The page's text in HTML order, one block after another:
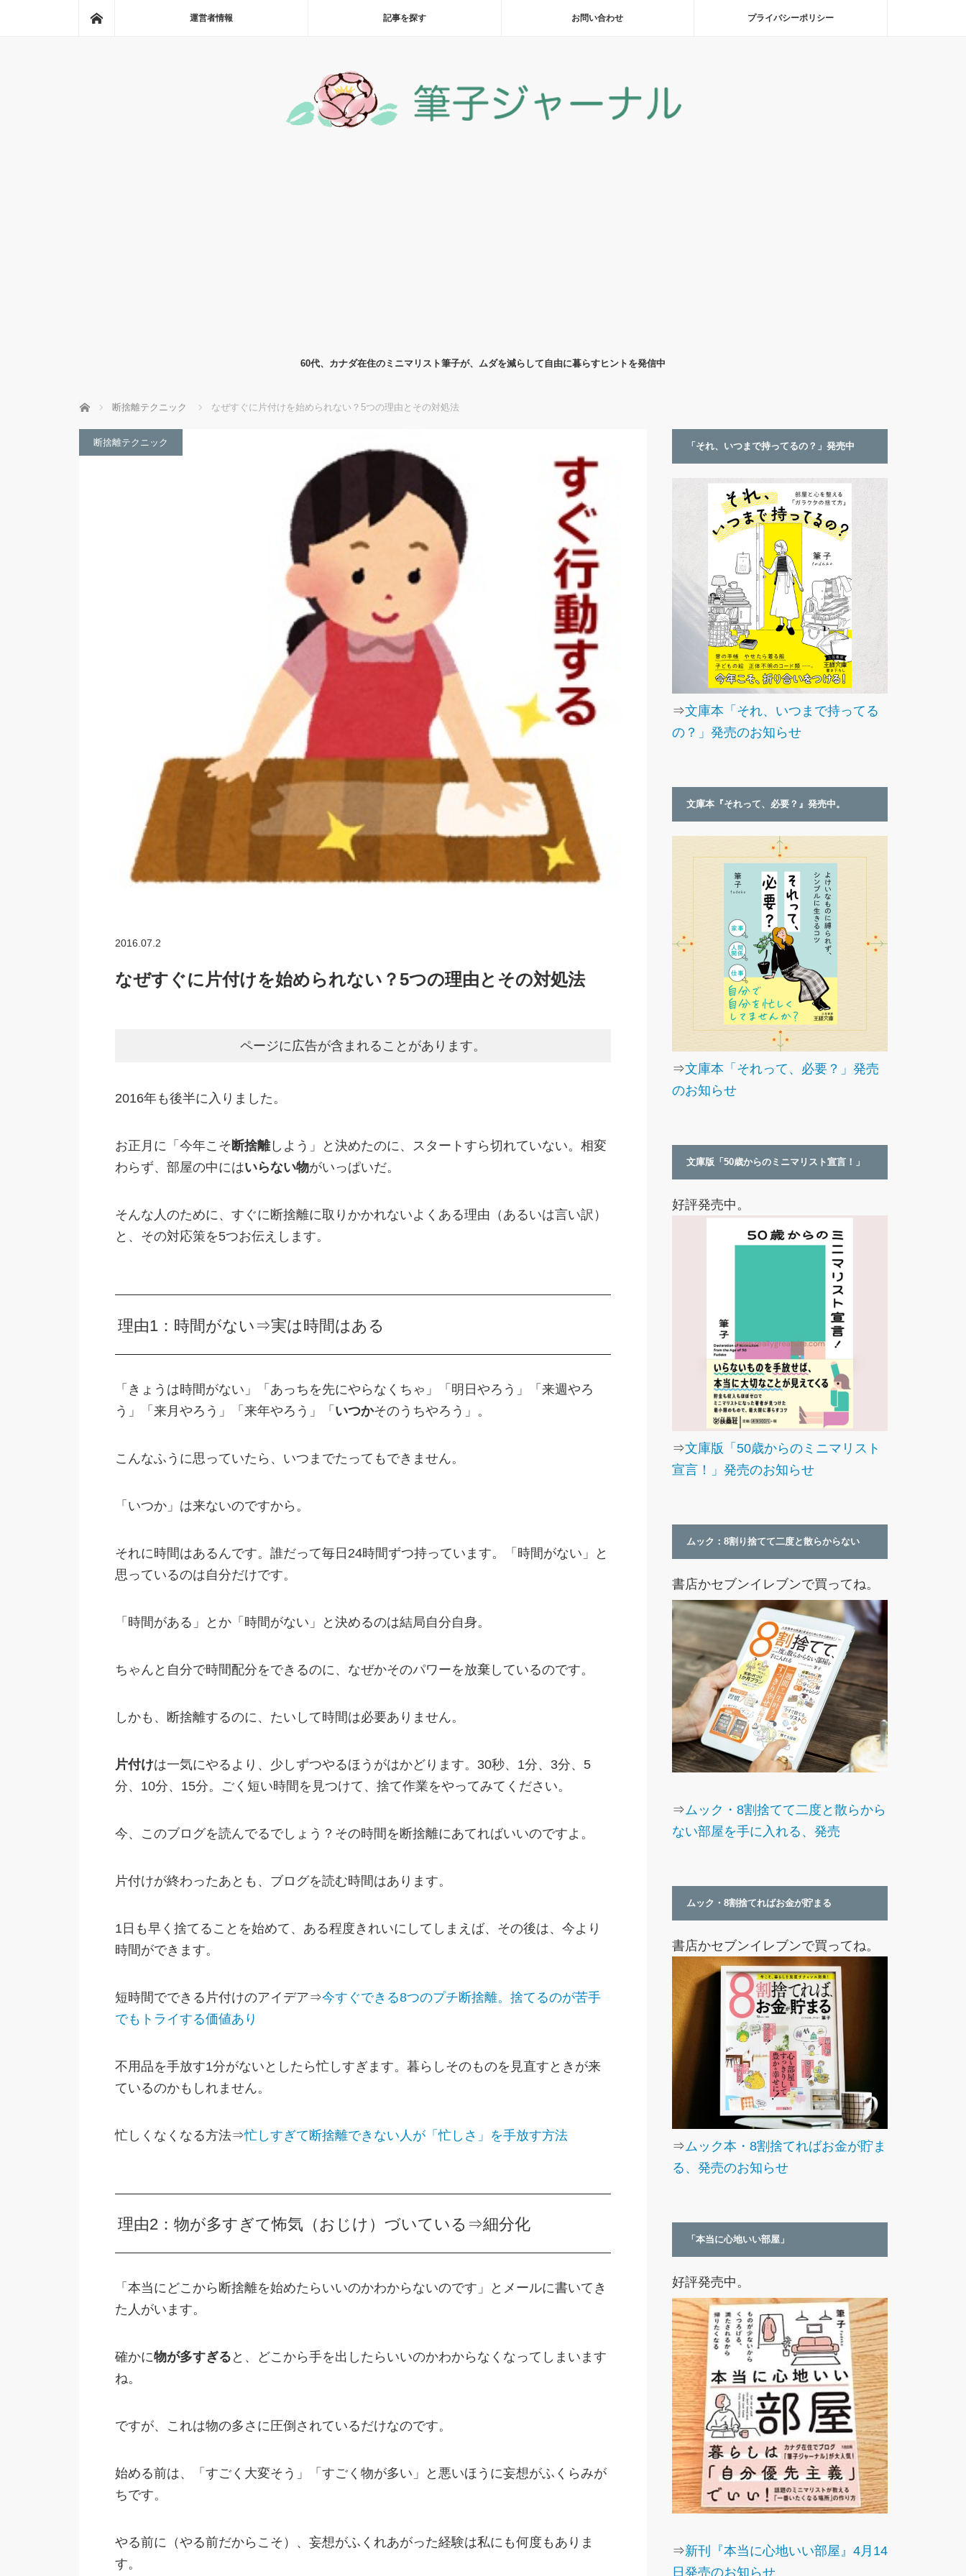
運営者情報 記事を探す お問い合わせ プライバシーポリシー
60代、カナダ在住のミニマリスト筆子が、ムダを減らして自由に暮らすヒントを発信中
ホーム 断捨離テクニック なぜすぐに片付けを始められない？5つの理由とその対処法
断捨離テクニック
2016.07.2
なぜすぐに片付けを始められない？5つの理由とその対処法
ページに広告が含まれることがあります。
2016年も後半に入りました。
お正月に「今年こそ断捨離しよう」と決めたのに、スタートすら切れていない。相変
わらず、部屋の中にはいらない物がいっぱいだ。
そんな人のために、すぐに断捨離に取りかかれないよくある理由（あるいは言い訳）
と、その対応策を5つお伝えします。
理由1：時間がない⇒実は時間はある
「きょうは時間がない」「あっちを先にやらなくちゃ」「明日やろう」「来週やろ
う」「来月やろう」「来年やろう」「 いつかそのうちやろう」。
こんなふうに思っていたら、いつまでたってもできません。
「いつか」は来ないのですから。
それに時間はあるんです。誰だって毎日24時間ずつ持っています。「時間がない」と
思っているのは自分だけです。
「時間がある」とか「時間がない」と決めるのは結局自分自身。
ちゃんと自分で時間配分をできるのに、なぜかそのパワーを放棄しているのです。
しかも、断捨離するのに、たいして時間は必要ありません。
片付けは一気にやるより、少しずつやるほうがはかどります。30秒、1分、3分、5
分、10分、15分。ごく短い時間を見つけて、捨て作業をやってみてください。
今、このブログを読んでるでしょう？その時間を断捨離にあてればいいのですよ。
片付けが終わったあとも、ブログを読む時間はあります。
1日も早く捨てることを始めて、ある程度きれいにしてしまえば、その後は、今より
時間ができます。
短時間でできる片付けのアイデア⇒今すぐできる8つのプチ断捨離。捨てるのが苦手
でもトライする価値あり
不用品を手放す1分がないとしたら忙しすぎます。暮らしそのものを見直すときが来
ているのかもしれません。
忙しくなくなる方法⇒忙しすぎて断捨離できない人が「忙しさ」を手放す方法
理由2：物が多すぎて怖気（おじけ）づいている⇒細分化
「本当にどこから断捨離を始めたらいいのかわからないのです」とメールに書いてき
た人がいます。
確かに物が多すぎる と、どこから手を出したらいいのかわからなくなってしまいます
ね。
ですが、これは物の多さに圧倒されているだけなのです。
始める前は、「すごく大変そう」「すごく物が多い」と悪いほうに妄想がふくらみが
ちです。
やる前に（やる前だからこそ）、妄想がふくれあがった経験は私にも何度もありま
す。
「それ、いつまで持ってるの？」発売中
⇒文庫本「それ、いつまで持ってる
の？」発売のお知らせ
文庫本『それって、必要？』発売中。
⇒文庫本「それって、必要？」発売
のお知らせ
文庫版「50歳からのミニマリスト宣言！」
好評発売中。
⇒文庫版「50歳からのミニマリスト
宣言！」発売のお知らせ
ムック：8割り捨てて二度と散らからない
書店かセブンイレブンで買ってね。
⇒ムック・8割捨てて二度と散らから
ない部屋を手に入れる、発売
ムック・8割捨てればお金が貯まる
書店かセブンイレブンで買ってね。
⇒ムック本・8割捨てればお金が貯ま
る、発売のお知らせ
「本当に心地いい部屋」
好評発売中。
⇒新刊『本当に心地いい部屋』4月14
日発売のお知らせ